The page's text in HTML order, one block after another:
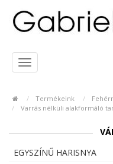
Termékeink
Varrás nélküli alakformáló
EGYSZÍNŰ HARISNYA